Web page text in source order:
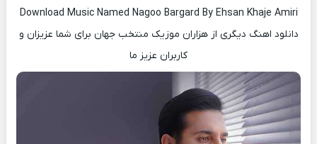
Download Music Named Nagoo Bargard By Ehsan Khaje Amiri
دانلود اهنگ دیگری از هزاران موزیک منتخب جهان برای شما عزیزان و
کاربران عزیز ما